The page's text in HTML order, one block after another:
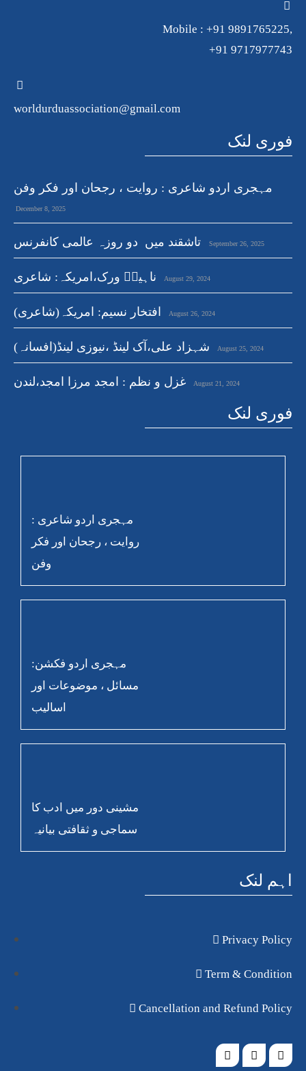
Mobile : +91 9891765225,
+91 9717977743
worldurduassociation@gmail.com
فوری لنک
مہجری اردو شاعری : روایت ، رجحان اور فکر وفن
December 8, 2025
تاشقند میں دو روزہ عالمی کانفرنس September 26, 2025
ناہیدؔ ورک،امریکہ: شاعری August 29, 2024
افتخار نسیم: امریکہ(شاعری) August 26, 2024
شہزاد علی،آک لینڈ ،نیوزی لینڈ(افسانہ) August 25, 2024
غزل و نظم : امجد مرزا امجد،لندن August 21, 2024
فوری لنک
مہجری اردو شاعری :
روایت ، رجحان اور فکر
وفن
مہجری اردو فکشن:
مسائل ، موضوعات اور
اسالیب
مشینی دور میں ادب کا
سماجی و ثقافتی بیانیہ
اہم لنک
Privacy Policy
Term & Condition
Cancellation and Refund Policy